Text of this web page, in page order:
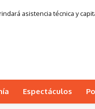
asistencia técnica y
Espectáculos